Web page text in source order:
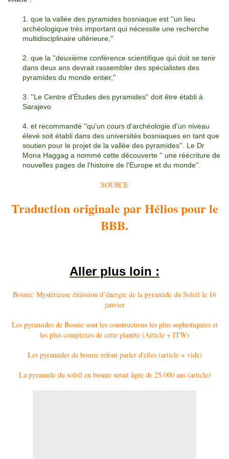
1. que la vallée des pyramides bosniaque est ''un lieu
archéologique très important qui nécessite une recherche
multidisciplinaire ultérieure,''
2. que la ''deuxième conférence scientifique qui doit se tenir
dans deux ans devrait rassembler des spécialistes des
pyramides du monde entier,''
3. ''Le Centre d’Études des pyramides'' doit être établi à
Sarajevo
4. et recommandé ''qu'un cours d'archéologie d'un niveau
élevé soit établi dans des universités bosniaques en tant que
soutien pour le projet de la vallée des pyramides''. Le Dr
Mona Haggag a nommé cette découverte '' une réécriture de
nouvelles pages de l'histoire de l'Europe et du monde''.
SOURCE
Traduction originale par Hélios pour le
BBB.
Aller plus loin :
Bosnie: Mystérieuse émission d’énergie de la pyramide du Soleil le 16
janvier
Les pyramides de Bosnie sont les constructions les plus sophistiquées et
les plus complexes de cette planète (Article + ITW)
Les pyramides de bosnie refont parler d'elles (article + vidz)
La pyramide du soleil en bosnie serait âgée de 25.000 ans (article)